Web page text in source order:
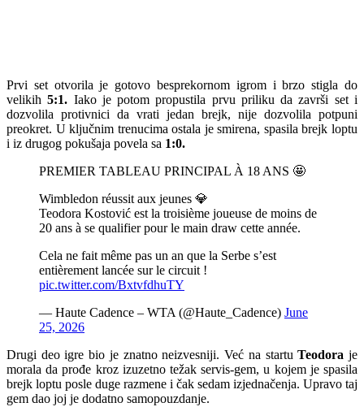
Prvi set otvorila je gotovo besprekornom igrom i brzo stigla do
velikih5:1. Iako je potom propustila prvu priliku da završi set i
dozvolila protivnici da vrati jedan brejk, nije dozvolila potpuni
preokret. U ključnim trenucima ostala je smirena, spasila brejk loptu
i iz drugog pokušaja povela sa 1:0.
PREMIER TABLEAU PRINCIPAL À 18 ANS 🤩
Wimbledon réussit aux jeunes 💎
Teodora Kostović est la troisième joueuse de moins de
20 ans à se qualifier pour le main draw cette année.
Cela ne fait même pas un an que la Serbe s’est
entièrement lancée sur le circuit !
pic.twitter.com/BxtvfdhuTY
— Haute Cadence – WTA (@Haute_Cadence) June
25, 2026
Drugi deo igre bio je znatno neizvesniji. Već na startuTeodora je
morala da prođe kroz izuzetno težak servis-gem, u kojem je spasila
brejk loptu posle duge razmene i čak sedam izjednačenja. Upravo taj
gem dao joj je dodatno samopouzdanje.